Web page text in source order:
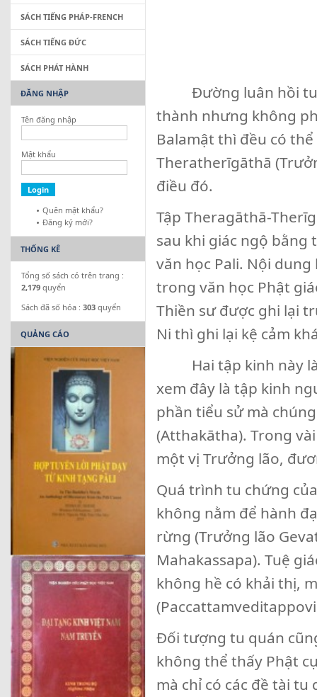
Đường luân hồi tuy
thành nhưng không
Balamật thì đều có
Theratherīgāthā
điều đó.
Tập Theragāthā-
sau khi giác ngộ bằng
văn học Pali. Nội
trong văn học Phật
Thiền sư được ghi lại
Ni thì ghi lại kệ cảm
Hai tập kinh này là
xem đây là tập kinh
phần tiểu sử mà
(Atthakātha). Trong
một vị Trưởng lão,
Quá trình tu chứng
không nằm để hành
rừng (Trưởng lão
Mahakassapa). Tuệ
không hề có khải thị,
Đối tượng tu quán
không thể thấy Phật
mà chỉ có các đề tài
SÁCH TIẾNG PHÁP-FRENCH
SÁCH TIẾNG ĐỨC
SÁCH PHÁT HÀNH
ĐĂNG NHẬP
Tên đăng nhập
Mật khẩu
Quên mật khẩu?
Đăng ký mới?
THỐNG KÊ
Tổng số sách có trên trang :
2,179 quyển
Sách đã số hóa : 303 quyển
QUẢNG CÁO